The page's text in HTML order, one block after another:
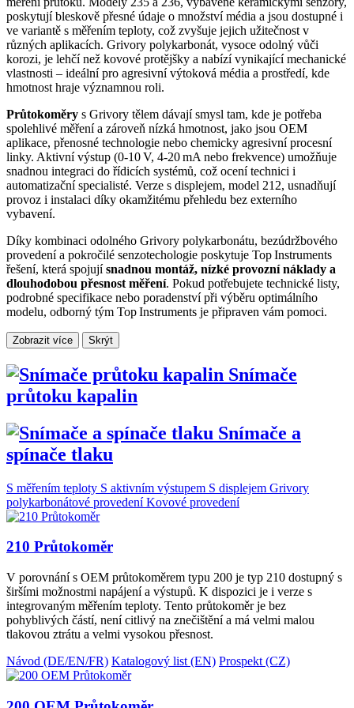
poskytují bleskově přesné údaje o množství média a jsou dostupné i
ve variantě s měřením teploty, což zvyšuje jejich užitečnost v
různých aplikacích. Grivory polykarbonát, vysoce odolný vůči
korozi, je lehčí než kovové protějšky a nabízí vynikající mechanické
vlastnosti – ideální pro agresivní výtoková média a prostředí, kde
hmotnost hraje významnou roli.
Průtokoměry s Grivory tělem dávají smysl tam, kde je potřeba
spolehlivé měření a zároveň nízká hmotnost, jako jsou OEM
aplikace, přenosné technologie nebo chemicky agresivní procesní
linky. Aktivní výstup (0‑10 V, 4‑20 mA nebo frekvence) umožňuje
snadnou integraci do řídicích systémů, což ocení technici i
automatizační specialisté. Verze s displejem, model 212, usnadňují
provoz i instalaci díky okamžitému přehledu bez externího
vybavení.
Díky kombinaci odolného Grivory polykarbonátu, bezúdržbového
provedení a pokročilé senzotechologie poskytuje Top Instruments
řešení, která spojujísnadnou montáž, nízké provozní náklady a
dlouhodobou přesnost měření. Pokud potřebujete technické listy,
podrobné specifikace nebo poradenství při výběru optimálního
modelu, odborný tým Top Instruments je připraven vám pomoci.
Zobrazit více Skrýt
Snímače
průtoku kapalin
Snímače a
spínače tlaku
S měřením teploty S aktivním výstupem S displejem Grivory
polykarbonátové provedeníKovové provedení
210 Průtokoměr
V porovnání s OEM průtokoměrem typu 200 je typ 210 dostupný s
širšími možnostmi napájení a výstupů. K dispozici je i verze s
integrovaným měřením teploty. Tento průtokoměr je bez
pohyblivých částí, není citlivý na znečištění a má velmi malou
tlakovou ztrátu a velmi vysokou přesnost.
Návod (DE/EN/FR) Katalogový list (EN) Prospekt (CZ)